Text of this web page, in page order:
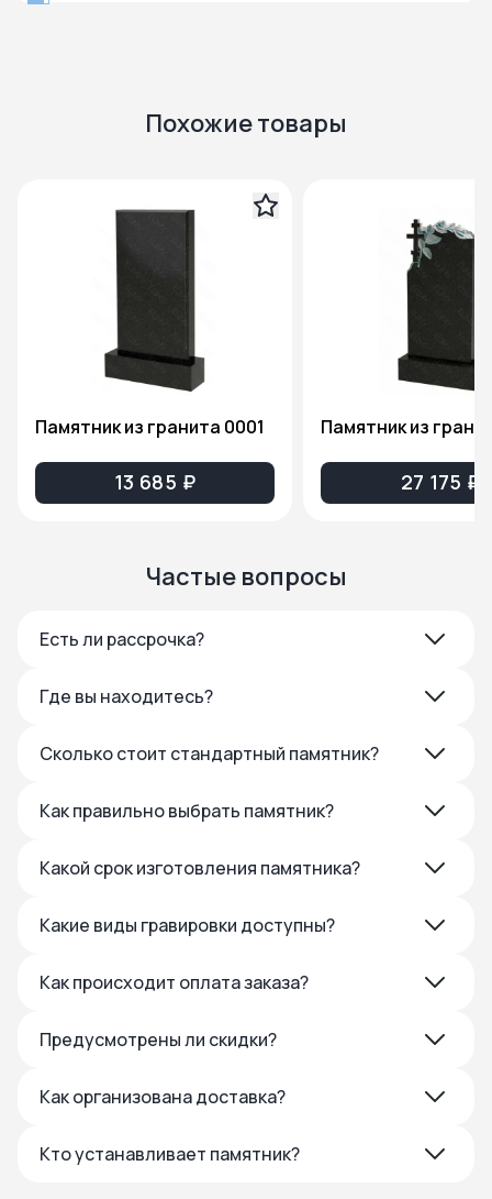
Похожие товары
Памятник из гранита 0001
13 685 ₽ 27 175 ₽
Частые вопросы
Есть ли рассрочка?
Где вы находитесь?
Сколько стоит стандартный памятник?
Как правильно выбрать памятник?
Какой срок изготовления памятника?
Какие виды гравировки доступны?
Как происходит оплата заказа?
Предусмотрены ли скидки?
Как организована доставка?
Кто устанавливает памятник?